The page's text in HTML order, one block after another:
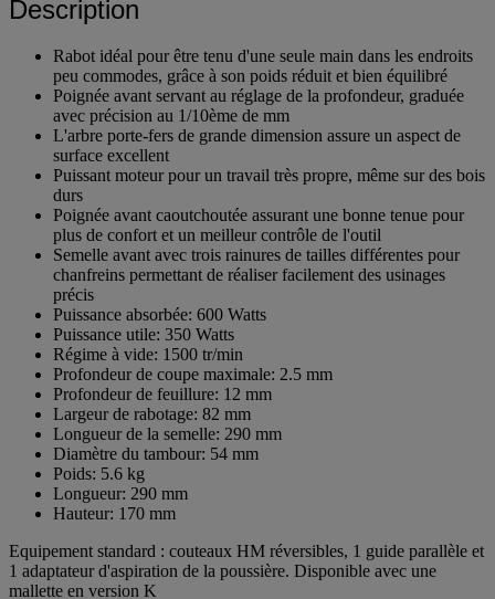
Description
Rabot idéal pour être tenu d'une seule main dans les endroits
peu commodes, grâce à son poids réduit et bien équilibré
Poignée avant servant au réglage de la profondeur, graduée
avec précision au 1/10ème de mm
L'arbre porte-fers de grande dimension assure un aspect de
surface excellent
Puissant moteur pour un travail très propre, même sur des bois
durs
Poignée avant caoutchoutée assurant une bonne tenue pour
plus de confort et un meilleur contrôle de l'outil
Semelle avant avec trois rainures de tailles différentes pour
chanfreins permettant de réaliser facilement des usinages
précis
Puissance absorbée: 600 Watts
Puissance utile: 350 Watts
Régime à vide: 1500 tr/min
Profondeur de coupe maximale: 2.5 mm
Profondeur de feuillure: 12 mm
Largeur de rabotage: 82 mm
Longueur de la semelle: 290 mm
Diamètre du tambour: 54 mm
Poids: 5.6 kg
Longueur: 290 mm
Hauteur: 170 mm
Equipement standard : couteaux HM réversibles, 1 guide parallèle et
1 adaptateur d'aspiration de la poussière. Disponible avec une
mallette en version K